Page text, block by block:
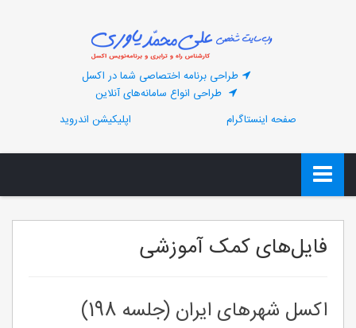
طراحی برنامه اختصاصی شما در اکسل
طراحی انواع سامانه‌های آنلاین
اپلیکیشن اندروید
صفحه اینستاگرام
فایل‌های کمک آموزشی
اکسل شهرهای ایران (جلسه 198)